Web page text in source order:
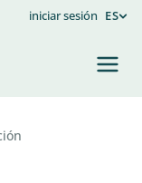
iniciar sesión ES